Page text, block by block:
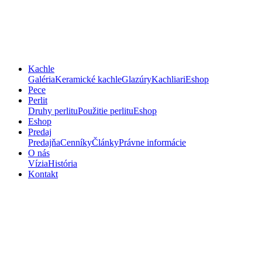
Kachle
GalériaKeramické kachleGlazúryKachliariEshop
Pece
Perlit
Druhy perlituPoužitie perlituEshop
Eshop
Predaj
PredajňaCenníkyČlánkyPrávne informácie
O nás
VíziaHistória
Kontakt